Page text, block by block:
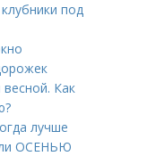
под
Как
лучше
ОСЕНЬЮ